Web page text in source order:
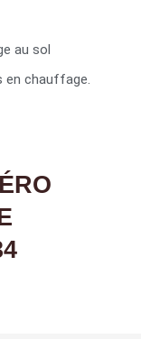
au sol
en chauffage.